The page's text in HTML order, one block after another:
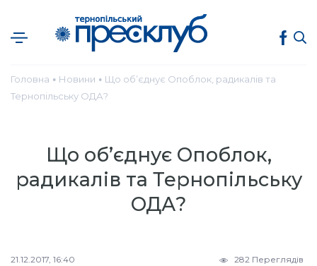
Головна ● Новини ● Що об’єднує Опоблок, радикалів та
Тернопільську ОДА?
Що об’єднує Опоблок,
радикалів та Тернопільську
ОДА?
21.12.2017, 16:40 282 Переглядів